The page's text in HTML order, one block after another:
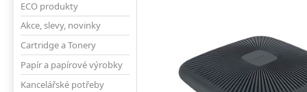
ECO produkty
Akce, slevy, novinky
Cartridge a Tonery
Papír a papírové výrobky
Kancelářské potřeby